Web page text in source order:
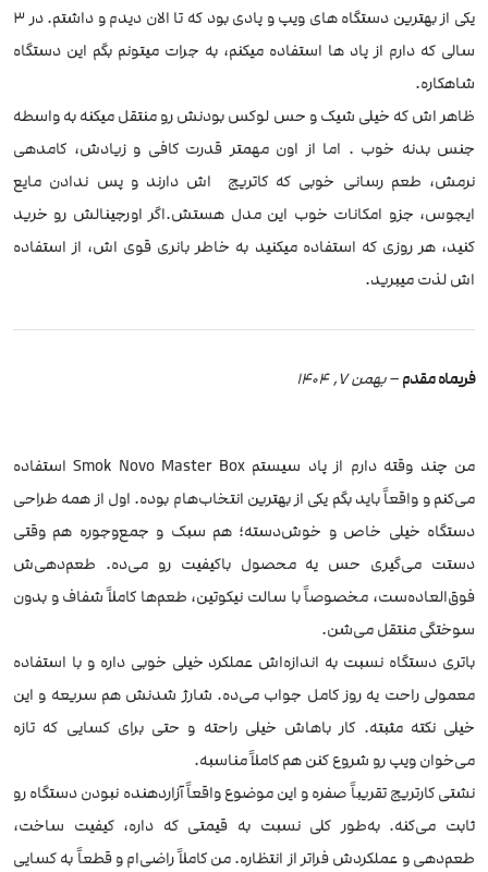
یکی‌ از بهترین دستگاه های ویپ و پادی بود که تا الان دیدم و داشتم. در ۳
سالی که دارم از پاد ها استفاده میکنم، به جرات میتونم بگم این دستگاه
شاهکاره.
ظاهر اش که خیلی شیک و حس لوکس بودنش رو منتقل میکنه به واسطه
جنس بدنه خوب . اما از اون مهمتر قدرت کافی و زیادش، کامدهی
نرمش، طعم رسانی خوبی که کاتریج ‌ اش دارند و پس ندادن مایع
ایجوس، جزو امکانات خوب این مدل هستش.اگر اورجینالش رو خرید
کنید، هر روزی که استفاده میکنید به خاطر بانری قوی اش، از استفاده
اش لذت میبرید.
فریماه مقدم– بهمن 7, 1404
من چند وقته دارم از پاد سیستم Smok Novo Master Box استفاده
می‌کنم و واقعاً باید بگم یکی از بهترین انتخاب‌هام بوده. اول از همه طراحی
دستگاه خیلی خاص و خوش‌دسته؛ هم سبک و جمع‌وجوره هم وقتی
دستت می‌گیری حس یه محصول باکیفیت رو می‌ده. طعم‌دهی‌ش
فوق‌العاده‌ست، مخصوصاً با سالت نیکوتین، طعم‌ها کاملاً شفاف و بدون
سوختگی منتقل می‌شن.
باتری دستگاه نسبت به اندازه‌اش عملکرد خیلی خوبی داره و با استفاده
معمولی راحت یه روز کامل جواب می‌ده. شارژ شدنش هم سریعه و این
خیلی نکته مثبته. کار باهاش خیلی راحته و حتی برای کسایی که تازه
می‌خوان ویپ رو شروع کنن هم کاملاً مناسبه.
نشتی کارتریج تقریباً صفره و این موضوع واقعاً آزاردهنده نبودن دستگاه رو
ثابت می‌کنه. به‌طور کلی نسبت به قیمتی که داره، کیفیت ساخت،
طعم‌دهی و عملکردش فراتر از انتظاره. من کاملاً راضی‌ام و قطعاً به کسایی